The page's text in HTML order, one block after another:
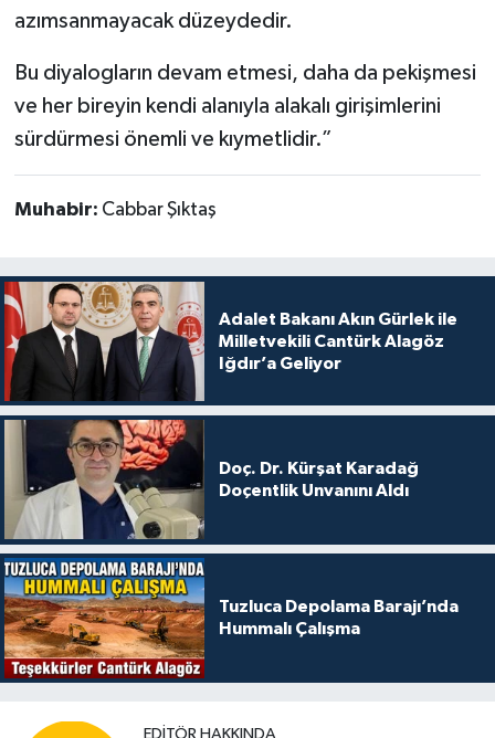
azımsanmayacak düzeydedir.
Bu diyalogların devam etmesi, daha da pekişmesi
ve her bireyin kendi alanıyla alakalı girişimlerini
sürdürmesi önemli ve kıymetlidir.”
Muhabir: Cabbar Şıktaş
Adalet Bakanı Akın Gürlek ile
Milletvekili Cantürk Alagöz
Iğdır’a Geliyor
Doç. Dr. Kürşat Karadağ
Doçentlik Unvanını Aldı
Tuzluca Depolama Barajı’nda
Hummalı Çalışma
EDITÖR HAKKINDA